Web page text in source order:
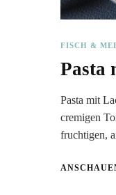
FISCH &
Pasta
Pasta mit
cremigen
fruchtigen,